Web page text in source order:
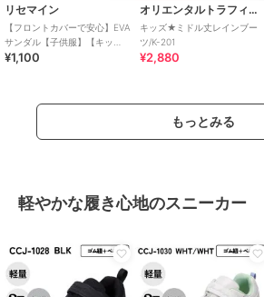
リセマイン
【フロントカバーで安心】EVA
サンダル【子供服】【キッ
ズ】【女の子】
¥1,100
オリエンタルトラフィック
キッズ★ミドル丈レインブー
ツ/K-201
¥2,880
もっとみる
軽やかな履き心地のスニーカー